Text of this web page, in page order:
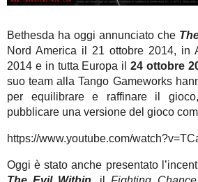
Bethesda ha oggi annunciato che
Nord America il 21 ottobre 2014, in
2014 e in tutta Europa il 24 ottobre
suo team alla Tango Gameworks
per equilibrare e raffinare il
pubblicare una versione del gioco
https://www.youtube.com/
Oggi è stato anche presentato